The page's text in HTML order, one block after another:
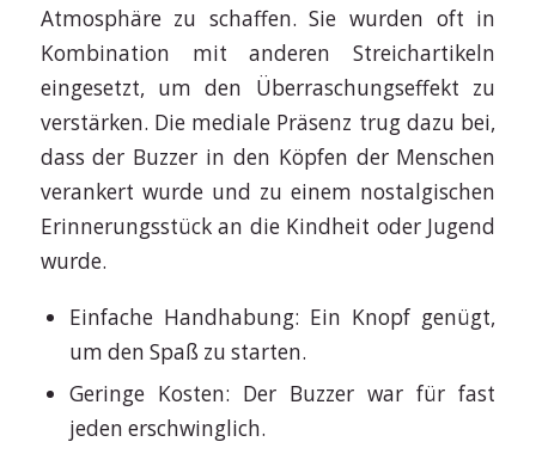
Atmosphäre zu schaffen. Sie wurden oft in
Kombination mit anderen Streichartikeln
eingesetzt, um den Überraschungseffekt zu
verstärken. Die mediale Präsenz trug dazu bei,
dass der Buzzer in den Köpfen der Menschen
verankert wurde und zu einem nostalgischen
Erinnerungsstück an die Kindheit oder Jugend
wurde.
Einfache Handhabung: Ein Knopf genügt,
um den Spaß zu starten.
Geringe Kosten: Der Buzzer war für fast
jeden erschwinglich.